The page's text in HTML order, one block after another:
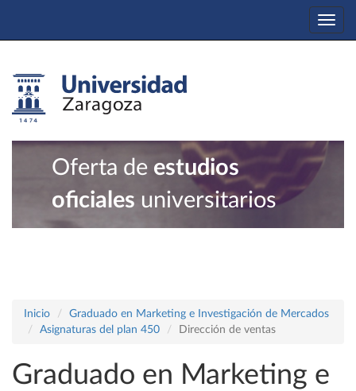
Oferta de estudios
oficiales universitarios
Inicio
Graduado en Marketing e Investigación de Mercados
Asignaturas del plan 450
Dirección de ventas
Graduado en Marketing e